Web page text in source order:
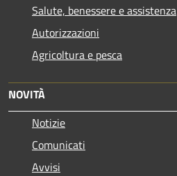
Salute, benessere e assistenza
Autorizzazioni
Agricoltura e pesca
NOVITÀ
Notizie
Comunicati
Avvisi